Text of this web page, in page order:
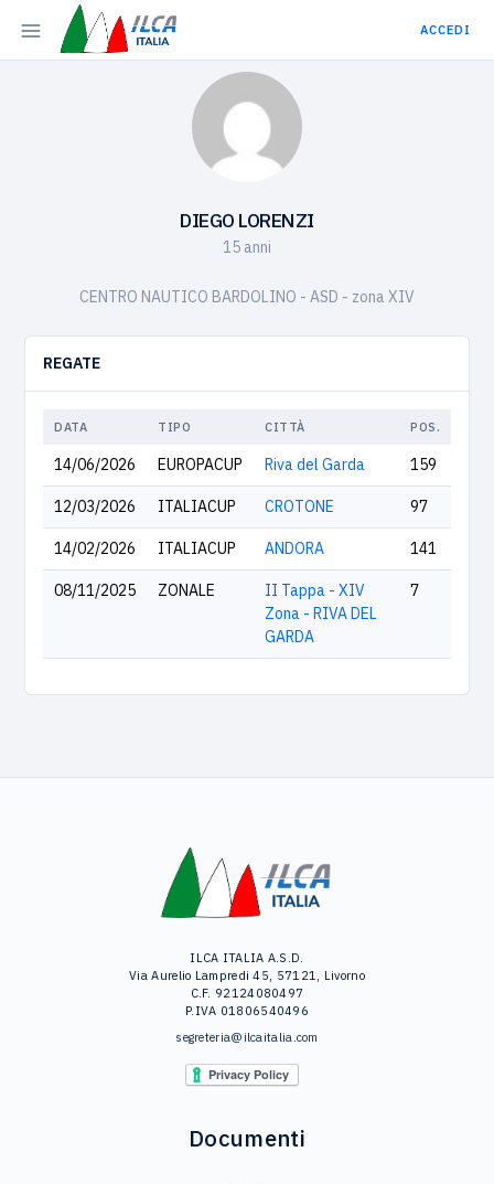
ACCEDI
DIEGO LORENZI
15 anni
CENTRO NAUTICO BARDOLINO - ASD - zona XIV
REGATE
DATA TIPO CITTÀ POS.
14/06/2026 EUROPACUP Riva del Garda 159
12/03/2026 ITALIACUP CROTONE 97
14/02/2026 ITALIACUP ANDORA 141
08/11/2025 ZONALE
II Tappa - XIV
Zona - RIVA DEL
GARDA
7
ILCA ITALIA A.S.D.
Via Aurelio Lampredi 45, 57121, Livorno
C.F. 92124080497
P.IVA 01806540496
segreteria@ilcaitalia.com
Documenti